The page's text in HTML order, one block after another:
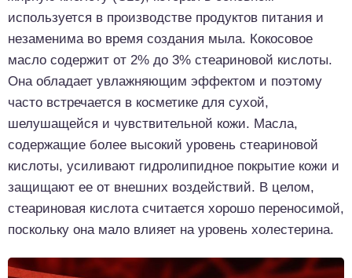
используется в производстве продуктов питания и
незаменима во время создания мыла. Кокосовое
масло содержит от 2% до 3% стеариновой кислоты.
Она обладает увлажняющим эффектом и поэтому
часто встречается в косметике для сухой,
шелушащейся и чувствительной кожи. Масла,
содержащие более высокий уровень стеариновой
кислоты, усиливают гидролипидное покрытие кожи и
защищают ее от внешних воздействий. В целом,
стеариновая кислота считается хорошо переносимой,
поскольку она мало влияет на уровень холестерина.